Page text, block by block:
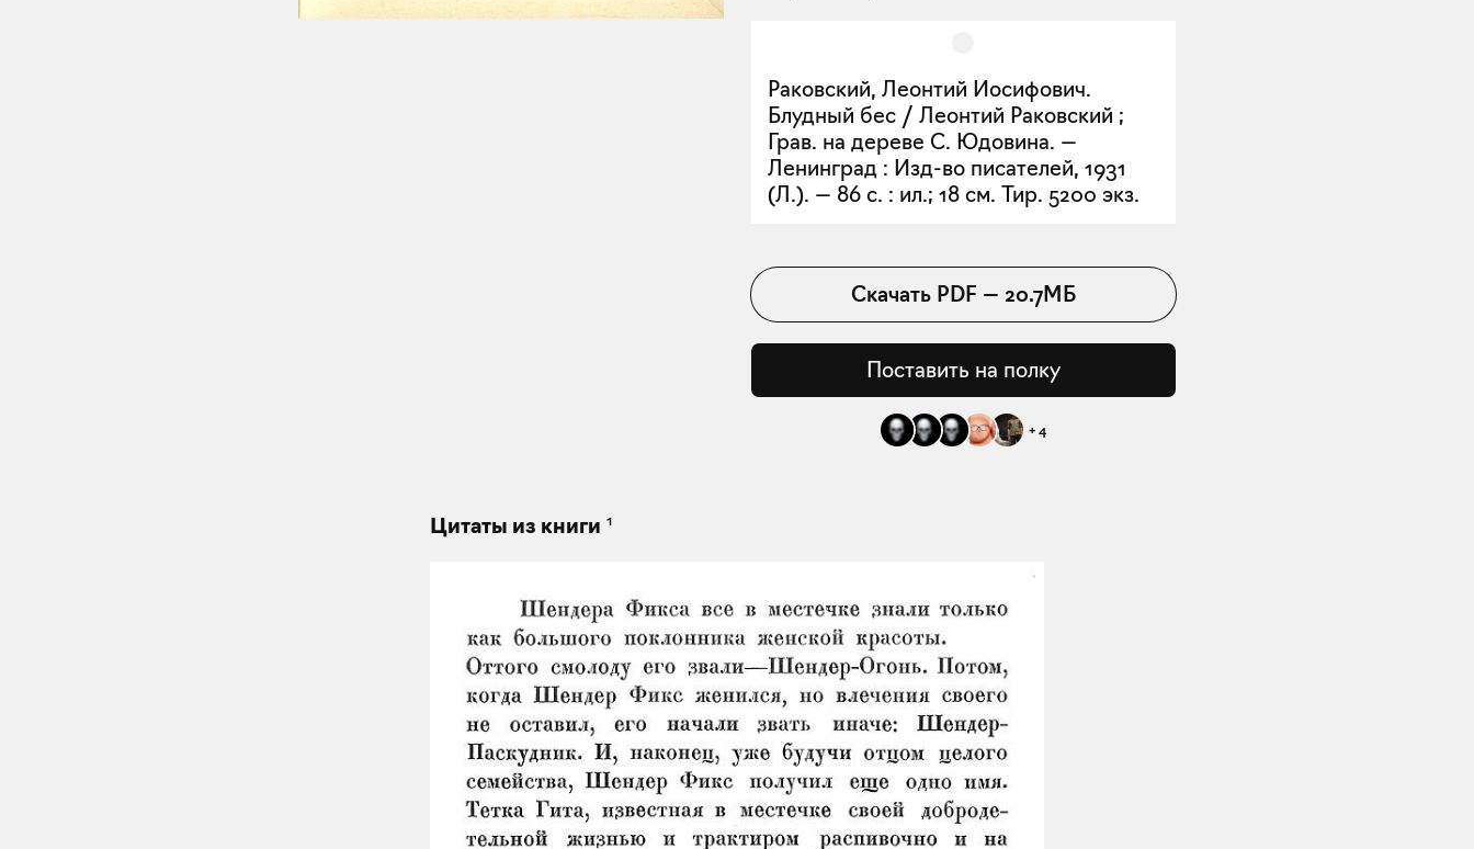
Раковский, Леонтий Иосифович.
Блудный бес / Леонтий Раковский ;
Грав. на дереве С. Юдовина. —
Ленинград : Изд-во писателей, 1931
(Л.). — 86 с. : ил.; 18 см. Тир. 5200 экз.
Скачать PDF— 20.7МБ
Поставить на полку
+ 4
Цитаты из книги 1